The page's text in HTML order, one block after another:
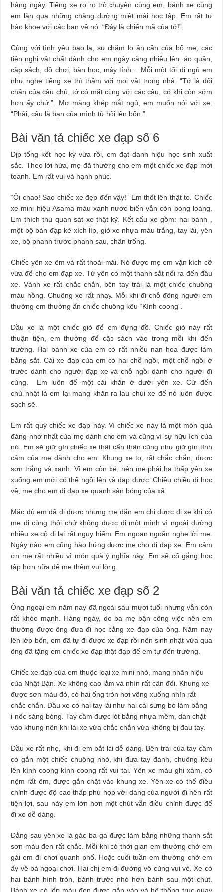
hàng ngày. Tiếng xe ro ro trò chuyện cùng em, bánh xe cùng
em lăn qua những chặng đường miệt mài học tập. Em rất tự
hào khoe với các bạn về nó: “Đây là chiến mã của tớ!”.
Cùng với tình yêu bao la, sự chăm lo ân cần của bố mẹ; các
tiện nghi vật chất dành cho em ngày càng nhiều lên: áo quần,
cặp sách, đồ chơi, bàn học, máy tính… Mỗi một tối đi ngủ em
như nghe tiếng xe thì thầm với mọi vật trong nhà: “Tớ là đôi
chân của cậu chủ, tớ có mặt cùng với các cậu, có khi còn sớm
hơn ấy chứ.”. Mơ màng khép mắt ngủ, em muốn nói với xe:
“Phải, cậu là bạn của mình từ hồi lên bốn.”.
Bài văn tả chiếc xe đạp số 6
Dịp tổng kết học kỳ vừa rồi, em đạt danh hiệu học sinh xuất
sắc. Theo lời hứa, mẹ đã thưởng cho em một chiếc xe đạp mới
toanh. Em rất vui và hạnh phúc.
“Ôi chao! Sao chiếc xe đẹp đến vậy!” Em thốt lên thật to. Chiếc
xe mini hiệu Asama màu xanh nước biển vẫn còn bóng loáng.
Em thích thú quan sát xe thật kỹ. Kết cấu xe gồm: hai bánh ,
một bộ bàn đạp kè xích líp, giỏ xe nhựa màu trắng, tay lái, yên
xe, bộ phanh trước phanh sau, chân trống.
Chiếc yên xe êm và rất thoải mái. Nó được mẹ em vặn kích cỡ
vừa để cho em đạp xe. Từ yên có một thanh sắt nối ra đến đầu
xe. Vành xe rất chắc chắn, bên tay trái là một chiếc chuông
màu hồng. Chuông xe rất nhạy. Mỗi khi đi chỗ đông người em
thường em thường ấn chiếc chuông kêu “Kính coong”.
Đầu xe là một chiếc giỏ để em đựng đồ. Chiếc giỏ này rất
thuận tiện, em thường để cặp sách vào trong mỗi khi đến
trường. Hai bánh xe của em có rất nhiều nan hoa được làm
bằng sắt. Cái xe đạp của em có hai chỗ ngồi, một chỗ ngồi ở
trước dành cho người đạp xe và chỗ ngồi dành cho người đi
cùng. Em luôn để một cái khăn ở dưới yên xe. Cứ đến
chủ nhật là em lại mang khăn ra lau chùi xe để nó luôn được
sạch sẽ.
Em rất quý chiếc xe đạp này. Vì chiếc xe này là một món quà
đáng nhớ nhất của mẹ dành cho em và cũng vì sự hữu ích của
nó. Em sẽ giữ gìn chiếc xe thật cẩn thận cũng như giữ gìn tình
cảm của mẹ dành cho em. Khung xe to, rất chắc chắn, được
sơn trắng và xanh. Vì em còn bé, nên mẹ phải hạ thấp yên xe
xuống em mới có thể ngồi lên và đạp được. Chiều chiều đi học
về, mẹ cho em đi đạp xe quanh sân bóng của xã.
Mặc dù em đã đi được nhưng mẹ dặn em chỉ được đi xe khi có
mẹ đi cùng thôi chứ không được đi một mình vì ngoài đường
nhiều xe cộ đi lại rất nguy hiểm. Em ngoan ngoãn nghe lời mẹ.
Ngày nào em cũng hào hứng được mẹ cho đi đạp xe. Em cảm
ơn mẹ rất nhiều vì món quà ý nghĩa này. Em sẽ cố gắng học
tập hơn nữa để mẹ thêm vui lòng.
Bài văn tả chiếc xe đạp số 2
Ông ngoại em năm nay đã ngoài sáu mươi tuổi nhưng vẫn còn
rất khỏe mạnh. Hàng ngày, do ba mẹ bận công việc nên em
thường được ông đưa đi học bằng xe đạp của ông. Năm nay
lên lớp bốn, em đã tự đi được xe đạp rồi nên sinh nhật vừa qua
ông đã tặng em chiếc xe đạp thật đạp để em tự đến trường.
Chiếc xe đạp của em thuộc loại xe mini nhỏ, mang nhãn hiệu
của Nhật Bản. Xe không cao lắm và nhìn rất cân đối. Khung xe
được sơn màu đỏ, có hai ống tròn hơi võng xuống nhìn rất
chắc chắn. Đầu xe có hai tay lái như hai cái sừng bò làm bằng
i-nốc sáng bóng. Tay cầm được lót bằng nhựa mềm, dán chặt
vào khung nên khi lái xe vừa chắc chắn vừa không bị đau tay.
Đầu xe rất nhẹ, khi đi em bắt lái dễ dàng. Bên trái của tay cầm
có gắn một chiếc chuông nhỏ, khi đưa tay đánh, chuông kêu
lên kính coong kính coong rất vui tai. Yên xe màu ghi xám, có
nệm rất êm, được gắn chặt vào khung xe. Yên xe có thể điều
chỉnh được độ cao thấp phù hợp với dáng của người đi nên rất
tiện lợi, sau này em lớn hơn một chút vẫn điều chỉnh được để
đi xe dễ dàng.
Đằng sau yên xe là gác-ba-ga được làm bằng những thanh sắt
sơn màu đen rất chắc. Mỗi khi có thời gian em thường chở em
gái em đi chơi quanh phố. Hoặc cuối tuần em thường chở em
ấy về bà ngoại chơi. Hai chị em đi đường vô cùng vui vẻ. Xe có
hai bánh hình tròn, bánh trước nhỏ hơn bánh sau một chút.
Bánh xe có lốp màu đen được gắn vào và hệ thống trục quay